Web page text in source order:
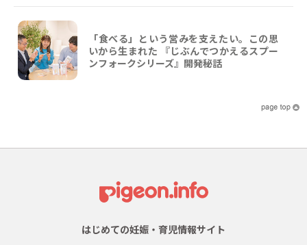
「食べる」という営みを支えたい。この思
いから生まれた 『じぶんでつかえるスプー
ンフォークシリーズ』開発秘話
はじめての妊娠・育児情報サイト